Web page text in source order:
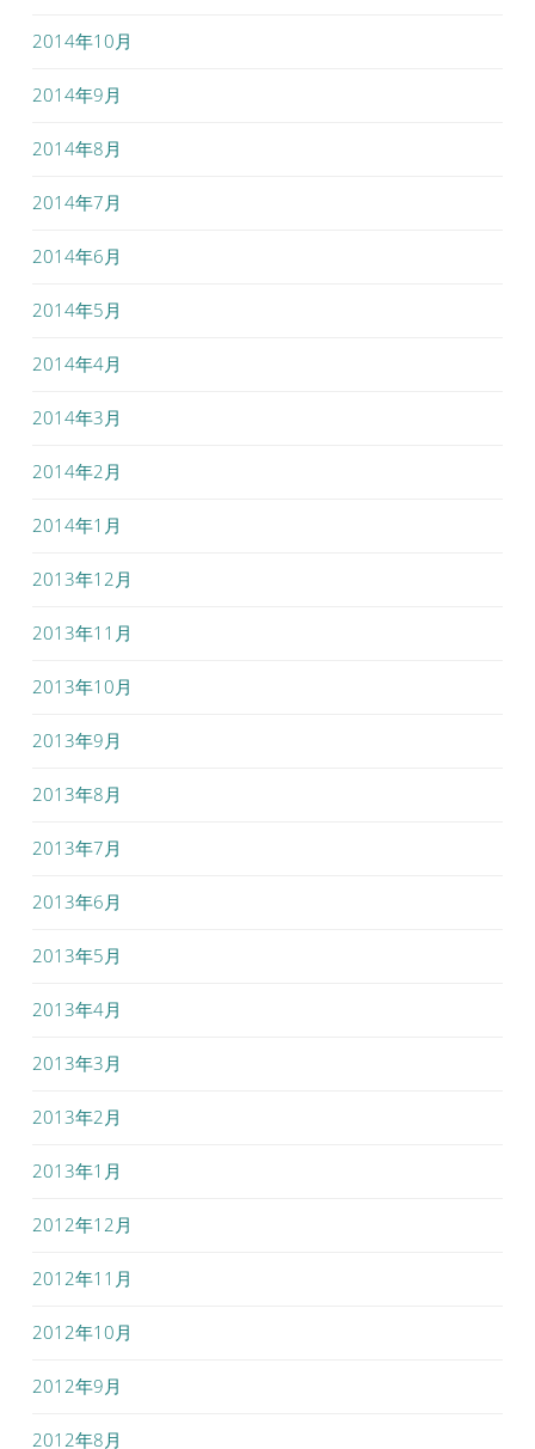
2014年10月
2014年9月
2014年8月
2014年7月
2014年6月
2014年5月
2014年4月
2014年3月
2014年2月
2014年1月
2013年12月
2013年11月
2013年10月
2013年9月
2013年8月
2013年7月
2013年6月
2013年5月
2013年4月
2013年3月
2013年2月
2013年1月
2012年12月
2012年11月
2012年10月
2012年9月
2012年8月